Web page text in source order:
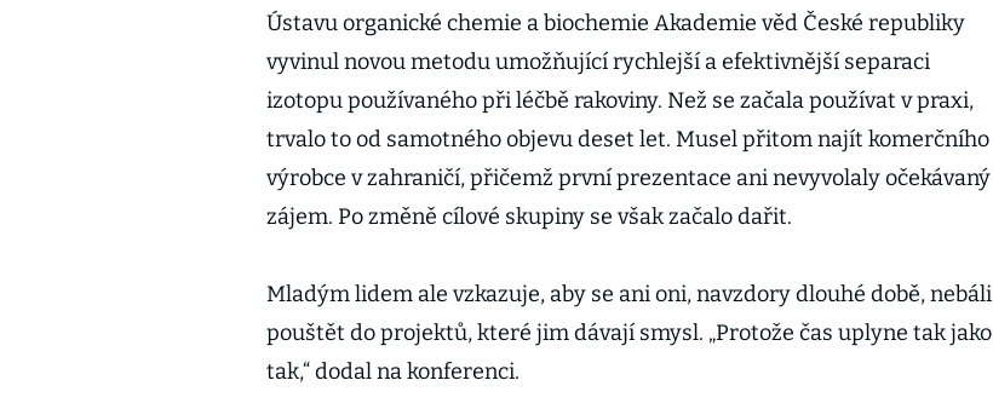
Ústavu organické chemie a biochemie Akademie věd České republiky
vyvinul novou metodu umožňující rychlejší a efektivnější separaci
izotopu používaného při léčbě rakoviny. Než se začala používat v praxi,
trvalo to od samotného objevu deset let. Musel přitom najít komerčního
výrobce v zahraničí, přičemž první prezentace ani nevyvolaly očekávaný
zájem. Po změně cílové skupiny se však začalo dařit.
Mladým lidem ale vzkazuje, aby se ani oni, navzdory dlouhé době, nebáli
pouštět do projektů, které jim dávají smysl. „Protože čas uplyne tak jako
tak,“ dodal na konferenci.